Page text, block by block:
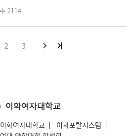
2114
2 3
이화여자대학교
이화여자대학교
이화포탈시스템